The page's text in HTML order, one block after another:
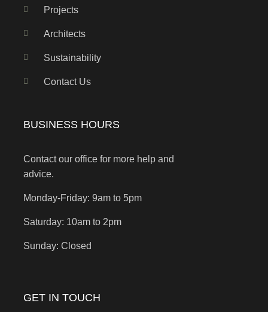
Projects
Architects
Sustainability
Contact Us
BUSINESS HOURS
Contact our office for more help and
advice.
Monday-Friday: 9am to 5pm
Saturday: 10am to 2pm
Sunday: Closed
GET IN TOUCH